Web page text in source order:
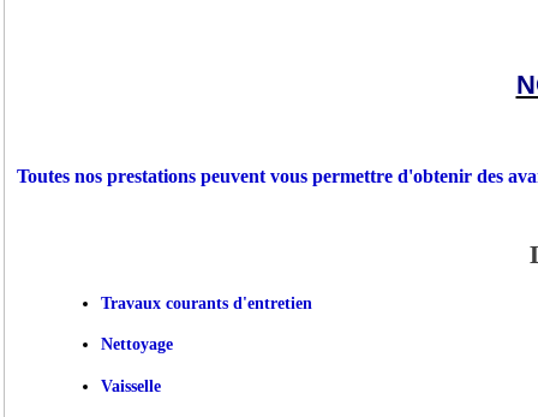
Toutes nos prestations peuvent vous permettre d'obtenir des
Travaux courants d'entretien
Nettoyage
Vaisselle